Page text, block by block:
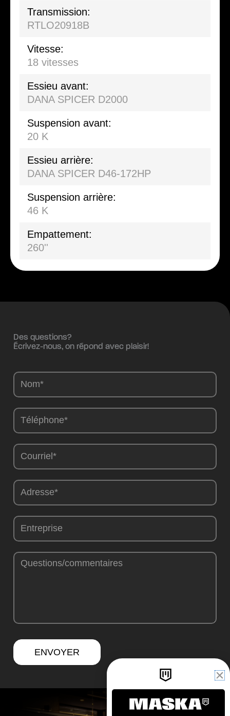
Transmission:
RTLO20918B
Vitesse:
18 vitesses
Essieu avant:
DANA SPICER D2000
Suspension avant:
20 K
Essieu arrière:
DANA SPICER D46-172HP
Suspension arrière:
46 K
Empattement:
260''
Des questions?
Écrivez-nous, on répond avec plaisir!
Camions
FR
ENVOYER